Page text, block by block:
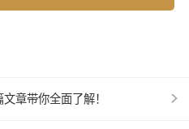
章带你全面了解！